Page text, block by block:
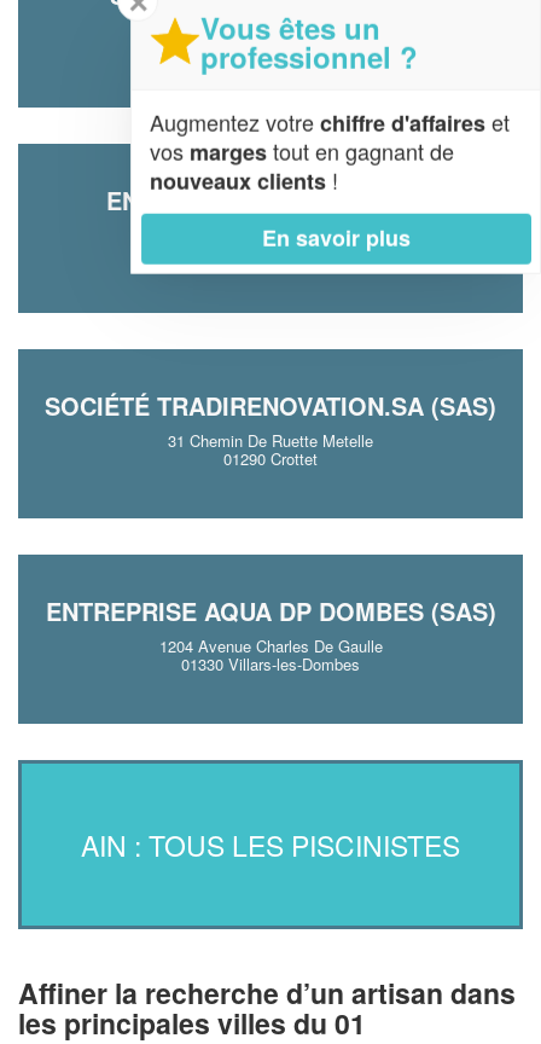
1115 Route De Quinte
01340 Foissiat
ENTREPRISE MARVIE DAVID
Les Maisons Neuves
01140 Illiat
SOCIÉTÉ TRADIRENOVATION.SA (SAS)
31 Chemin De Ruette Metelle
01290 Crottet
ENTREPRISE AQUA DP DOMBES (SAS)
1204 Avenue Charles De Gaulle
01330 Villars-les-Dombes
AIN : TOUS LES PISCINISTES
Affiner la recherche d’un artisan dans
les principales villes du 01
Vous êtes un
professionnel ?
Augmentez votrechiffre d'affaireset
vos margestout en gagnant de
nouveaux clients !
En savoir plus